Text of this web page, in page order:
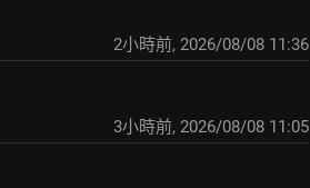
2小時前, 2026/08/08 11:36
3小時前, 2026/08/08 11:05